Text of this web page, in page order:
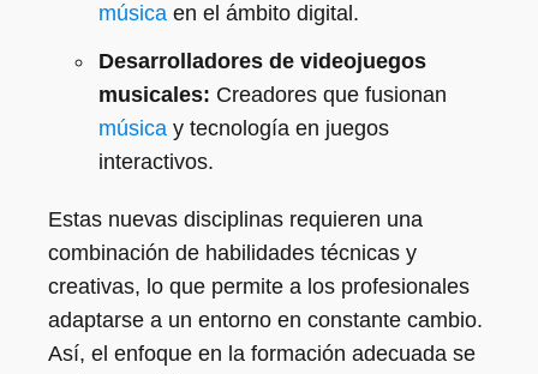
música en el ámbito digital.
Desarrolladores de videojuegos
musicales: Creadores que fusionan
música y tecnología en juegos
interactivos.
Estas nuevas disciplinas requieren una
combinación de habilidades técnicas y
creativas, lo que permite a los profesionales
adaptarse a un entorno en constante cambio.
Así, el enfoque en la formación adecuada se